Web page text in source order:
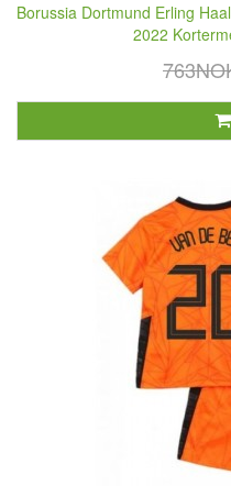
Borussia Dortmund Erling
2022